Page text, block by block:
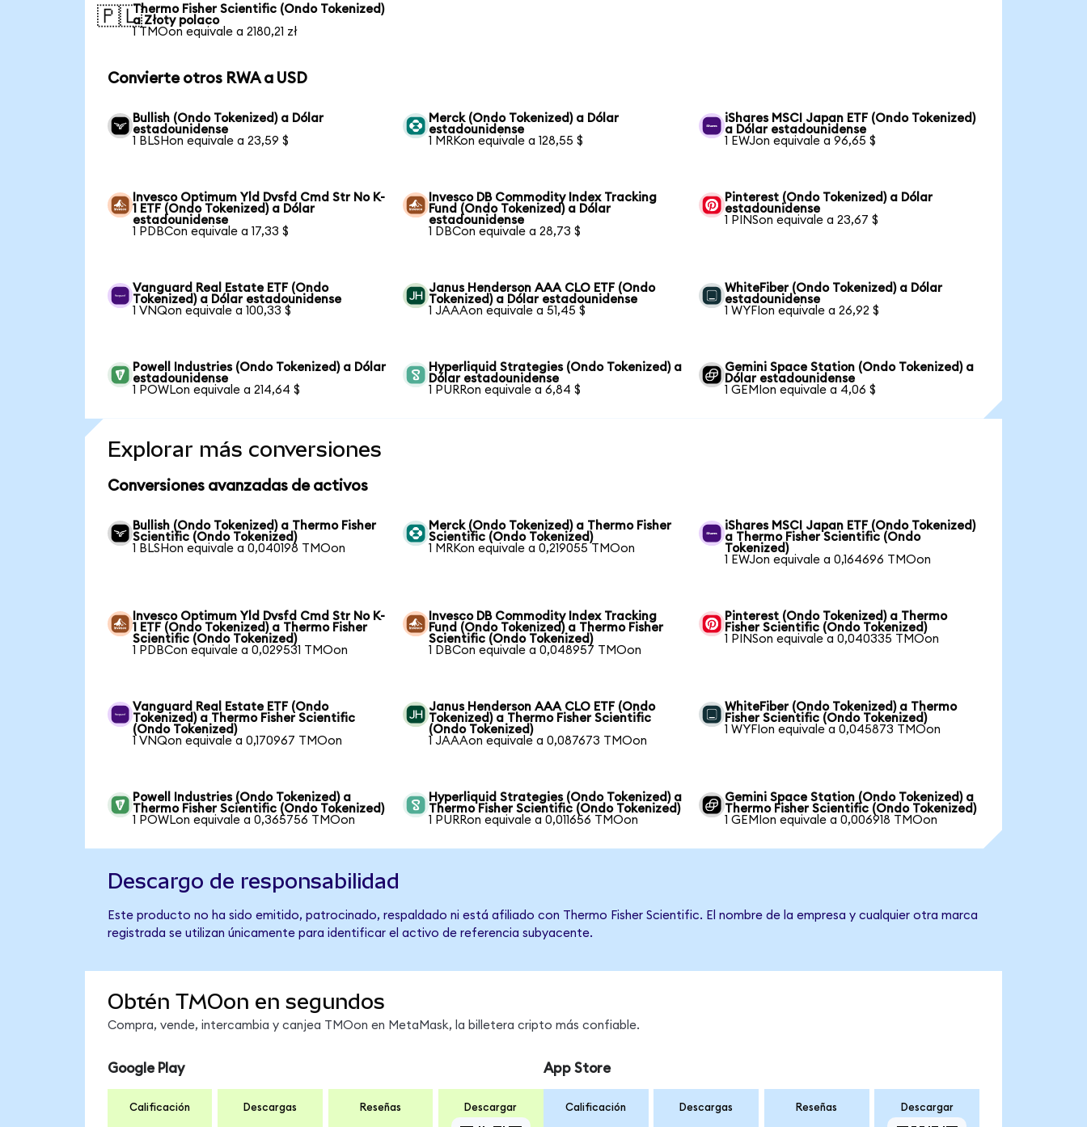
🇵🇱Thermo Fisher Scientific (Ondo Tokenized)
a Złoty polaco
1 TMOon equivale a 2180,21 zł
Convierte otros RWA a USD
Bullish (Ondo Tokenized) a Dólar
estadounidense
1 BLSHon equivale a 23,59 $
Merck (Ondo Tokenized) a Dólar
estadounidense
1 MRKon equivale a 128,55 $
iShares MSCI Japan ETF (Ondo Tokenized)
a Dólar estadounidense
1 EWJon equivale a 96,65 $
Invesco Optimum Yld Dvsfd Cmd Str No K-
1 ETF (Ondo Tokenized) a Dólar
estadounidense
1 PDBCon equivale a 17,33 $
Invesco DB Commodity Index Tracking
Fund (Ondo Tokenized) a Dólar
estadounidense
1 DBCon equivale a 28,73 $
Pinterest (Ondo Tokenized) a Dólar
estadounidense
1 PINSon equivale a 23,67 $
Vanguard Real Estate ETF (Ondo
Tokenized) a Dólar estadounidense
1 VNQon equivale a 100,33 $
Janus Henderson AAA CLO ETF (Ondo
Tokenized) a Dólar estadounidense
1 JAAAon equivale a 51,45 $
WhiteFiber (Ondo Tokenized) a Dólar
estadounidense
1 WYFIon equivale a 26,92 $
Powell Industries (Ondo Tokenized) a Dólar
estadounidense
1 POWLon equivale a 214,64 $
Hyperliquid Strategies (Ondo Tokenized) a
Dólar estadounidense
1 PURRon equivale a 6,84 $
Gemini Space Station (Ondo Tokenized) a
Dólar estadounidense
1 GEMIon equivale a 4,06 $
Explorar más conversiones
Conversiones avanzadas de activos
Bullish (Ondo Tokenized) a Thermo Fisher
Scientific (Ondo Tokenized)
1 BLSHon equivale a 0,040198 TMOon
Merck (Ondo Tokenized) a Thermo Fisher
Scientific (Ondo Tokenized)
1 MRKon equivale a 0,219055 TMOon
iShares MSCI Japan ETF (Ondo Tokenized)
a Thermo Fisher Scientific (Ondo
Tokenized)
1 EWJon equivale a 0,164696 TMOon
Invesco Optimum Yld Dvsfd Cmd Str No K-
1 ETF (Ondo Tokenized) a Thermo Fisher
Scientific (Ondo Tokenized)
1 PDBCon equivale a 0,029531 TMOon
Invesco DB Commodity Index Tracking
Fund (Ondo Tokenized) a Thermo Fisher
Scientific (Ondo Tokenized)
1 DBCon equivale a 0,048957 TMOon
Pinterest (Ondo Tokenized) a Thermo
Fisher Scientific (Ondo Tokenized)
1 PINSon equivale a 0,040335 TMOon
Vanguard Real Estate ETF (Ondo
Tokenized) a Thermo Fisher Scientific
(Ondo Tokenized)
1 VNQon equivale a 0,170967 TMOon
Janus Henderson AAA CLO ETF (Ondo
Tokenized) a Thermo Fisher Scientific
(Ondo Tokenized)
1 JAAAon equivale a 0,087673 TMOon
WhiteFiber (Ondo Tokenized) a Thermo
Fisher Scientific (Ondo Tokenized)
1 WYFIon equivale a 0,045873 TMOon
Powell Industries (Ondo Tokenized) a
Thermo Fisher Scientific (Ondo Tokenized)
1 POWLon equivale a 0,365756 TMOon
Hyperliquid Strategies (Ondo Tokenized) a
Thermo Fisher Scientific (Ondo Tokenized)
1 PURRon equivale a 0,011656 TMOon
Gemini Space Station (Ondo Tokenized) a
Thermo Fisher Scientific (Ondo Tokenized)
1 GEMIon equivale a 0,006918 TMOon
Descargo de responsabilidad
Este producto no ha sido emitido, patrocinado, respaldado ni está afiliado con Thermo Fisher Scientific. El nombre de la empresa y cualquier otra marca
registrada se utilizan únicamente para identificar el activo de referencia subyacente.
Obtén TMOon en segundos
Compra, vende, intercambia y canjea TMOon en MetaMask, la billetera cripto más confiable.
Google Play
Calificación Descargas Reseñas Descargar
App Store
Calificación Descargas Reseñas Descargar